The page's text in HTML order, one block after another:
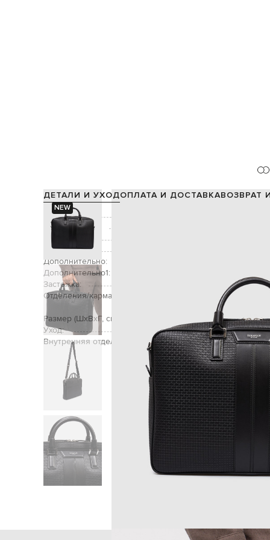
NEW
ДЕТАЛИ И УХОДОПЛАТА И ДОСТАВКАВОЗВРАТ
Состав:
Производство:
Декор:
Дополнительно:
Дополнительно1:
Застежка:
Отделения/карманы (внутренние):
одно отделение,
ноутбука
Размер (ШхВхГ, см):
Уход:
Внутренняя отделка: